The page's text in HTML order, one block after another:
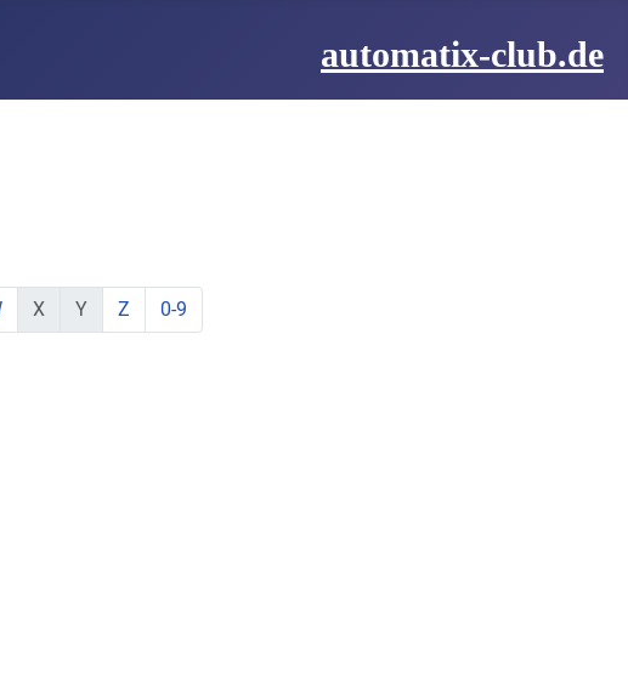
automatix-club.de
Buchstabe:
mit Buchstabe:
mit Buchstabe:
Elemente mit Buchstabe:
keine Elemente mit Buchstabe:
X keine Elemente mit Buchstabe:
Y zeige Elemente mit Buchstabe:
Z zeige Elemente mit Buchstabe:
0-9